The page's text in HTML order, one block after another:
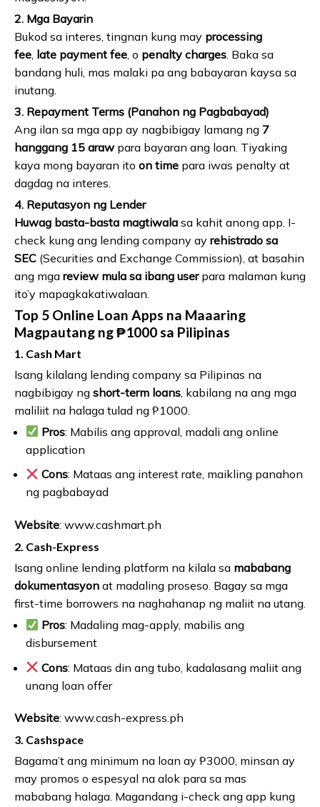
2. Mga Bayarin
Bukod sa interes, tingnan kung may processing
fee late payment fee , o penalty charges . Baka sa
bandang huli, mas malaki pa ang babayaran kaysa sa
inutang.
3. Repayment Terms (Panahon ng Pagbabayad)
Ang ilan sa mga app ay nagbibigay lamang ng 7
hanggang 15 araw para bayaran ang loan. Tiyaking
kaya mong bayaran ito on time para iwas penalty at
dagdag na interes.
4. Reputasyon ng Lender
Huwag basta-basta magtiwala sa kahit anong app. I-
check kung ang lending company ay rehistrado sa
SEC (Securities and Exchange Commission), at basahin
ang mga review mula sa ibang userpara malaman kung
ito’y mapagkakatiwalaan.
Top 5 Online Loan Apps na Maaaring
Magpautang ng ₱1000 sa Pilipinas
1. Cash Mart
Isang kilalang lending company sa Pilipinas na
nagbibigay ng short-term loans , kabilang na ang mga
maliliit na halaga tulad ng ₱1000.
Pros: Mabilis ang approval, madali ang online
application
Cons: Mataas ang interest rate, maikling panahon
ng pagbabayad
Website: www.cashmart.ph
2. Cash-Express
Isang online lending platform na kilala sa mababang
dokumentasyon at madaling proseso. Bagay sa mga
first-time borrowers na naghahanap ng maliit na utang.
Pros: Madaling mag-apply, mabilis ang
disbursement
Cons: Mataas din ang tubo, kadalasang maliit ang
unang loan offer
Website: www.cash-express.ph
3. Cashspace
Bagama’t ang minimum na loan ay ₱3000, minsan ay
may promos o espesyal na alok para sa mas
mababang halaga. Magandang i-check ang app kung